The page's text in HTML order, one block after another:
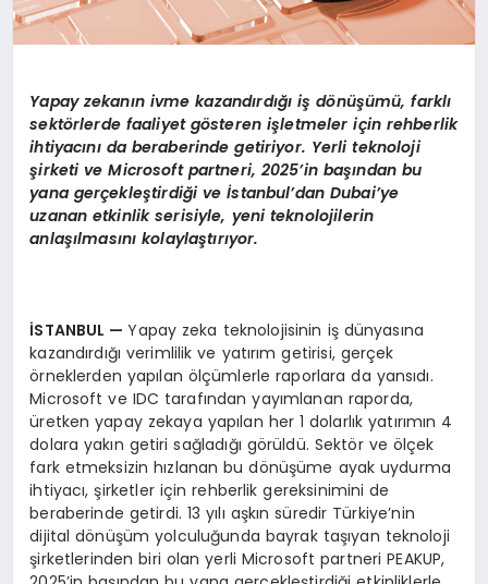
Yapay zekanın ivme kazandırdığı iş dönüşümü, farklı
sektörlerde faaliyet gösteren işletmeler için rehberlik
ihtiyacını da beraberinde getiriyor. Yerli teknoloji
şirketi ve Microsoft partneri, 2025’in başından bu
yana gerçekleştirdiği ve İstanbul’dan Dubai’ye
uzanan etkinlik serisiyle, yeni teknolojilerin
anlaşılmasını kolaylaştırıyor.
İSTANBUL —Yapay zeka teknolojisinin iş dünyasına
kazandırdığı verimlilik ve yatırım getirisi, gerçek
örneklerden yapılan ölçümlerle raporlara da yansıdı.
Microsoft ve IDC tarafından yayımlanan raporda,
üretken yapay zekaya yapılan her 1 dolarlık yatırımın 4
dolara yakın getiri sağladığı görüldü. Sektör ve ölçek
fark etmeksizin hızlanan bu dönüşüme ayak uydurma
ihtiyacı, şirketler için rehberlik gereksinimini de
beraberinde getirdi. 13 yılı aşkın süredir Türkiye’nin
dijital dönüşüm yolculuğunda bayrak taşıyan teknoloji
şirketlerinden biri olan yerli Microsoft partneri PEAKUP,